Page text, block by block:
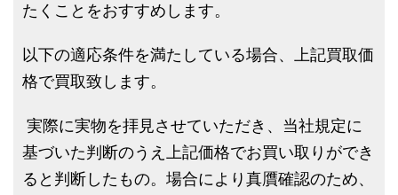
たくことをおすすめします。
以下の適応条件を満たしている場合、上記買取価
格で買取致します。
実際に実物を拝見させていただき、当社規定に
基づいた判断のうえ上記価格でお買い取りができ
ると判断したもの。場合により真贋確認のため、